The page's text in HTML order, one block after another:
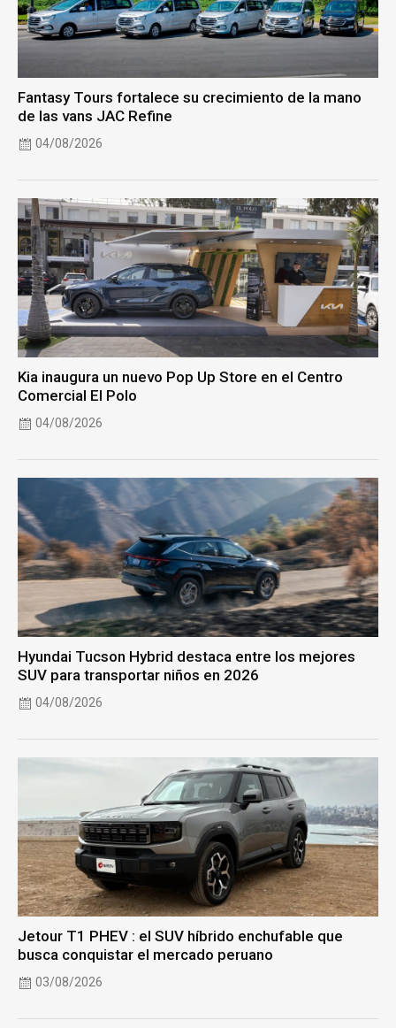
Fantasy Tours fortalece su crecimiento de la mano
de las vans JAC Refine
04/08/2026
Kia inaugura un nuevo Pop Up Store en el Centro
Comercial El Polo
04/08/2026
Hyundai Tucson Hybrid destaca entre los mejores
SUV para transportar niños en 2026
04/08/2026
Jetour T1 PHEV : el SUV híbrido enchufable que
busca conquistar el mercado peruano
03/08/2026